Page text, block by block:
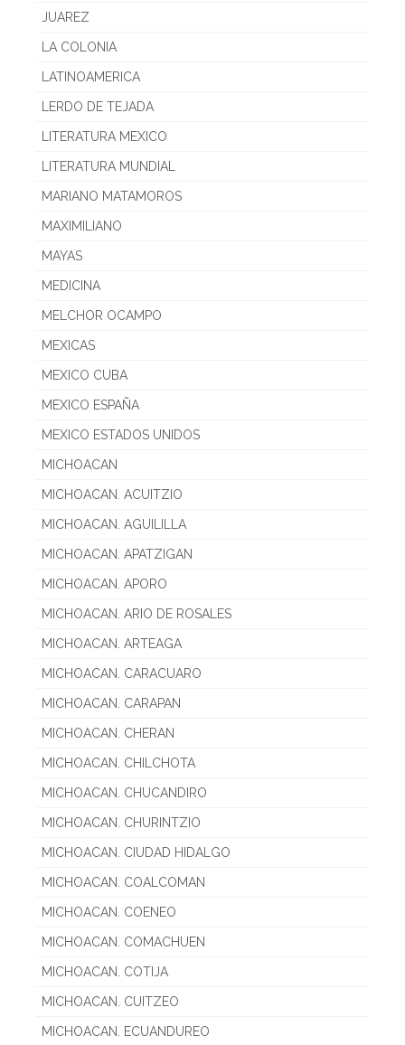
JUAREZ
LA COLONIA
LATINOAMERICA
LERDO DE TEJADA
LITERATURA MEXICO
LITERATURA MUNDIAL
MARIANO MATAMOROS
MAXIMILIANO
MAYAS
MEDICINA
MELCHOR OCAMPO
MEXICAS
MEXICO CUBA
MEXICO ESPAÑA
MEXICO ESTADOS UNIDOS
MICHOACAN
MICHOACAN. ACUITZIO
MICHOACAN. AGUILILLA
MICHOACAN. APATZIGAN
MICHOACAN. APORO
MICHOACAN. ARIO DE ROSALES
MICHOACAN. ARTEAGA
MICHOACAN. CARACUARO
MICHOACAN. CARAPAN
MICHOACAN. CHERAN
MICHOACAN. CHILCHOTA
MICHOACAN. CHUCANDIRO
MICHOACAN. CHURINTZIO
MICHOACAN. CIUDAD HIDALGO
MICHOACAN. COALCOMAN
MICHOACAN. COENEO
MICHOACAN. COMACHUEN
MICHOACAN. COTIJA
MICHOACAN. CUITZEO
MICHOACAN. ECUANDUREO